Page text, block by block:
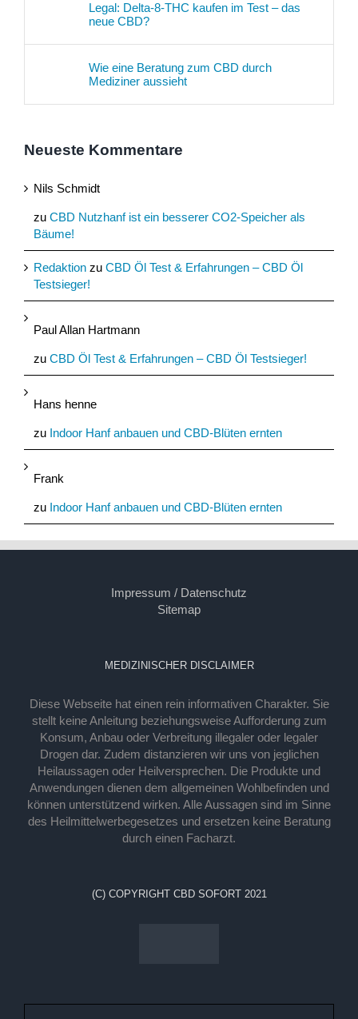
Legal: Delta-8-THC kaufen im Test – das
neue CBD?
Wie eine Beratung zum CBD durch
Mediziner aussieht
Neueste Kommentare
Nils Schmidt
zu CBD Nutzhanf ist ein besserer CO2-Speicher als
Bäume!
Redaktion zu CBD Öl Test & Erfahrungen – CBD Öl
Testsieger!
Paul Allan Hartmann
zu CBD Öl Test & Erfahrungen – CBD Öl Testsieger!
Hans henne
zu Indoor Hanf anbauen und CBD-Blüten ernten
Frank
zu Indoor Hanf anbauen und CBD-Blüten ernten
Impressum / Datenschutz
Sitemap
MEDIZINISCHER DISCLAIMER
Diese Webseite hat einen rein informativen Charakter. Sie
stellt keine Anleitung beziehungsweise Aufforderung zum
Konsum, Anbau oder Verbreitung illegaler oder legaler
Drogen dar. Zudem distanzieren wir uns von jeglichen
Heilaussagen oder Heilversprechen. Die Produkte und
Anwendungen dienen dem allgemeinen Wohlbefinden und
können unterstützend wirken. Alle Aussagen sind im Sinne
des Heilmittelwerbegesetzes und ersetzen keine Beratung
durch einen Facharzt.
(C) COPYRIGHT CBD SOFORT 2021